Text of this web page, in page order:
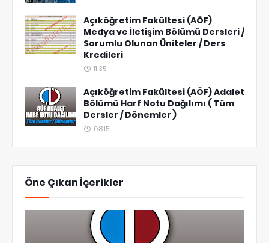
Açıköğretim Fakültesi (AÖF)
Medya ve İletişim Bölümü Dersleri /
Sorumlu Olunan Üniteler / Ders
Kredileri
11:35
Açıköğretim Fakültesi (AÖF) Adalet
Bölümü Harf Notu Dağılımı ( Tüm
Dersler / Dönemler )
08:15
Öne Çıkan İçerikler